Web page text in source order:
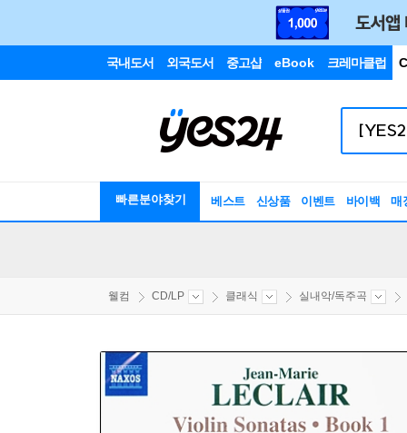
국내도서 외국도서 중고샵 eBook 크레마클럽
빠른분야찾기 베스트 신상품 이벤트 바이백 매
웰컴 CD/LP 클래식 실내악/독주곡